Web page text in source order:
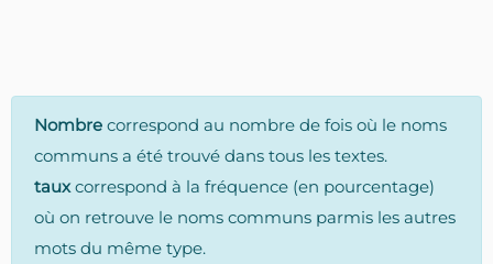
Nombre correspond au nombre de fois où le noms
communs a été trouvé dans tous les textes.
tauxcorrespond à la fréquence (en pourcentage)
où on retrouve le noms communs parmis les autres
mots du même type.